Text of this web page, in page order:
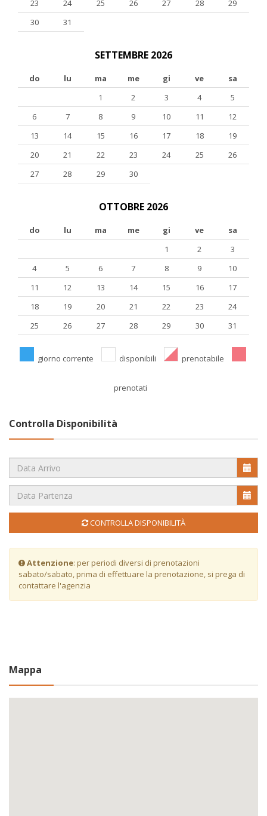
23 24 25 26 27 28
29
30
31
SETTEMBRE 2026
do lu ma me gi ve
sa
1
2 3 4
5
6
7 8 9 10 11
12
13
14 15 16 17 18
19
20
21 22 23 24 25
26
27
28 29 30
OTTOBRE 2026
do lu ma me gi ve
sa
1
2
3
4
5 6 7 8 9
10
11
12 13 14 15 16
17
18
19 20 21 22 23
24
25
26 27 28 29 30 31
giorno corrente disponibili prenotabile
prenotati
Controlla Disponibilità
CONTROLLA DISPONIBILITÀ
Attenzione: per periodi diversi di prenotazioni
sabato/sabato, prima di effettuare la prenotazione, si prega di
contattare l'agenzia
Mappa